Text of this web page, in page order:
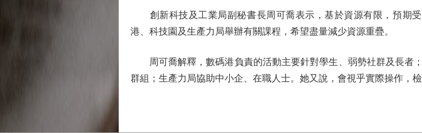
創新科技及工業局副秘書長周可喬表示，基於資源有限，預期
港、科技園及生產力局舉辦有關課程，希望盡量減少資源重疊。
周可喬解釋，數碼港負責的活動主要針對學生、弱勢社群及長者
群組；生產力局協助中小企、在職人士。她又說，會視乎實際操作，